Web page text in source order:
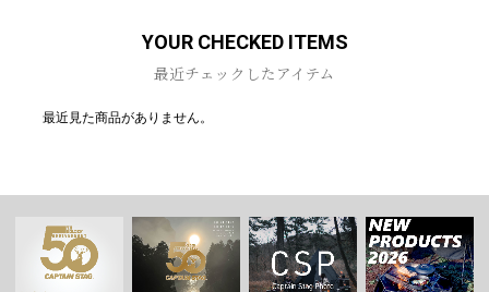
YOUR CHECKED ITEMS
最近チェックしたアイテム
最近見た商品がありません。